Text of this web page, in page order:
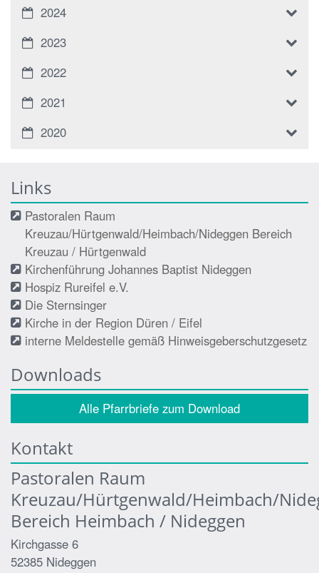
2024
2023
2022
2021
2020
Links
Pastoralen Raum
Kreuzau/Hürtgenwald/Heimbach/Nideggen Bereich
Kreuzau / Hürtgenwald
Kirchenführung Johannes Baptist Nideggen
Hospiz Rureifel e.V.
Die Sternsinger
Kirche in der Region Düren / Eifel
interne Meldestelle gemäß Hinweisgeberschutzgesetz
Downloads
Alle Pfarrbriefe zum Download
Kontakt
Pastoralen Raum
Kreuzau/Hürtgenwald/Heimbach/
Bereich Heimbach / Nideggen
Kirchgasse 6
52385 Nideggen